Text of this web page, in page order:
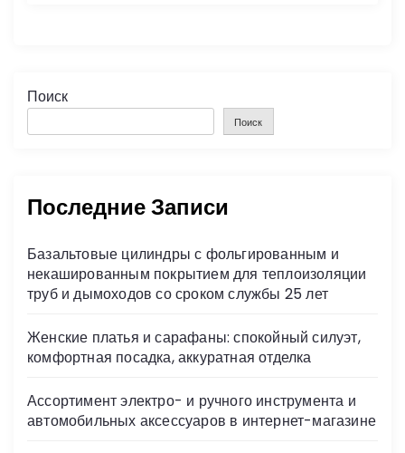
Поиск
Поиск
Последние Записи
Базальтовые цилиндры с фольгированным и
некашированным покрытием для теплоизоляции
труб и дымоходов со сроком службы 25 лет
Женские платья и сарафаны: спокойный силуэт,
комфортная посадка, аккуратная отделка
Ассортимент электро- и ручного инструмента и
автомобильных аксессуаров в интернет-магазине